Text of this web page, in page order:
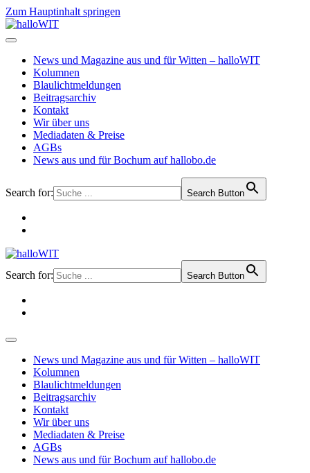
Zum Hauptinhalt springen
News und Magazine aus und für Witten – halloWIT
Kolumnen
Blaulichtmeldungen
Beitragsarchiv
Kontakt
Wir über uns
Mediadaten & Preise
AGBs
News aus und für Bochum auf hallobo.de
Search for: Search Button
Search for: Search Button
News und Magazine aus und für Witten – halloWIT
Kolumnen
Blaulichtmeldungen
Beitragsarchiv
Kontakt
Wir über uns
Mediadaten & Preise
AGBs
News aus und für Bochum auf hallobo.de